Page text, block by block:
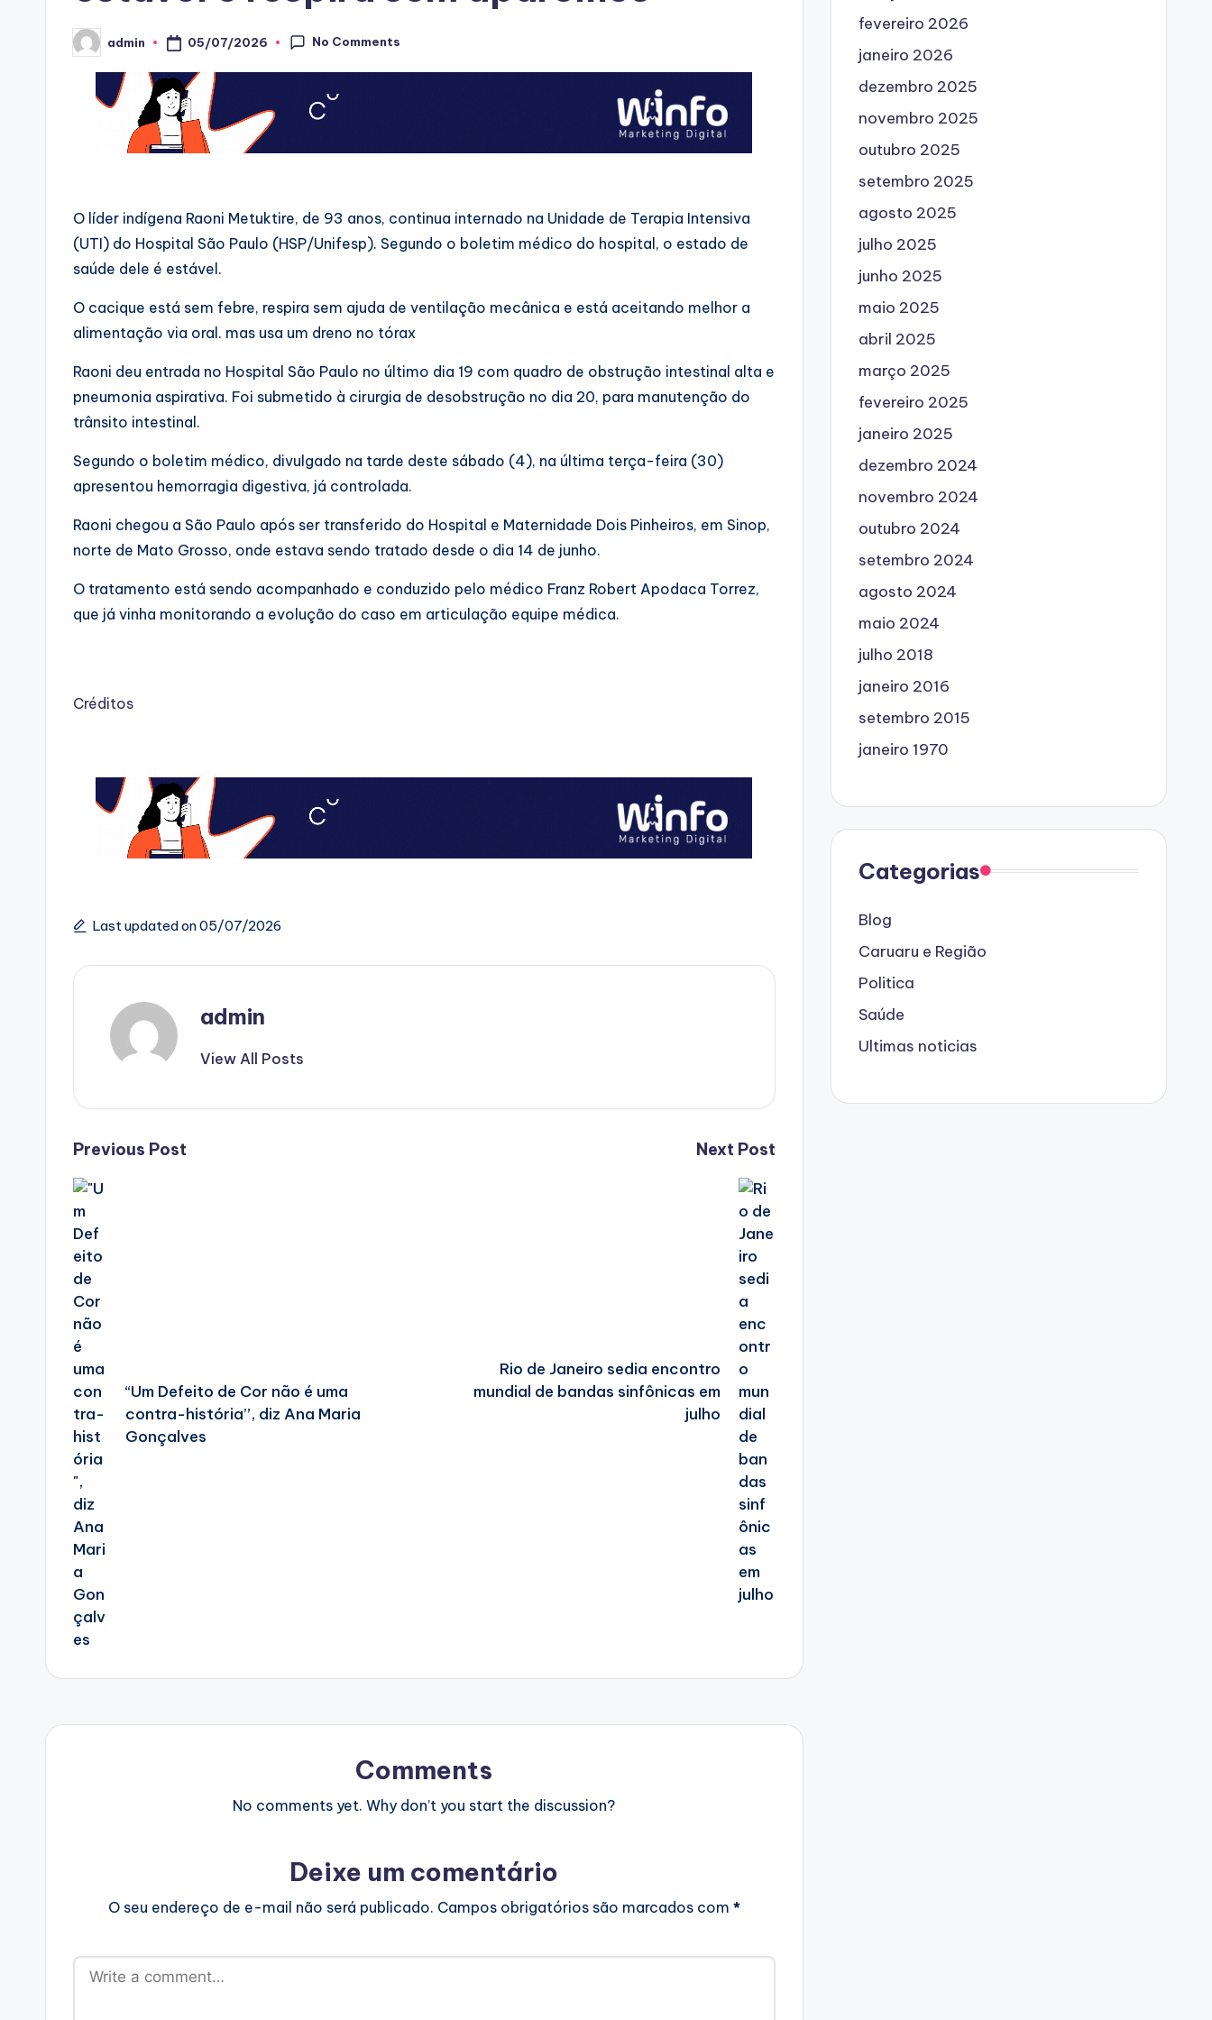
Posted
by
admin 05/07/2026 No Comments
O líder indígena Raoni Metuktire, de 93 anos, continua internado na Unidade de Terapia Intensiva
(UTI) do Hospital São Paulo (HSP/Unifesp). Segundo o boletim médico do hospital, o estado de
saúde dele é estável.
O cacique está sem febre, respira sem ajuda de ventilação mecânica e está aceitando melhor a
alimentação via oral. mas usa um dreno no tórax
Raoni deu entrada no Hospital São Paulo no último dia 19 com quadro de obstrução intestinal alta e
pneumonia aspirativa. Foi submetido à cirurgia de desobstrução no dia 20, para manutenção do
trânsito intestinal.
Segundo o boletim médico, divulgado na tarde deste sábado (4), na última terça-feira (30)
apresentou hemorragia digestiva, já controlada.
Raoni chegou a São Paulo após ser transferido do Hospital e Maternidade Dois Pinheiros, em Sinop,
norte de Mato Grosso, onde estava sendo tratado desde o dia 14 de junho.
O tratamento está sendo acompanhado e conduzido pelo médico Franz Robert Apodaca Torrez,
que já vinha monitorando a evolução do caso em articulação equipe médica.
Créditos
Last updated on 05/07/2026
admin
View All Posts
Post
navigation
Previous Post
“Um Defeito de Cor não é uma
contra-história”, diz Ana Maria
Gonçalves
Next Post
Rio de Janeiro sedia encontro
mundial de bandas sinfônicas em
julho
Comments
No comments yet. Why don’t you start the discussion?
Deixe um comentário
O seu endereço de e-mail não será publicado. Campos obrigatórios são marcados com *
fevereiro 2026
janeiro 2026
dezembro 2025
novembro 2025
outubro 2025
setembro 2025
agosto 2025
julho 2025
junho 2025
maio 2025
abril 2025
março 2025
fevereiro 2025
janeiro 2025
dezembro 2024
novembro 2024
outubro 2024
setembro 2024
agosto 2024
maio 2024
julho 2018
janeiro 2016
setembro 2015
janeiro 1970
Categorias
Blog
Caruaru e Região
Politica
Saúde
Ultimas noticias